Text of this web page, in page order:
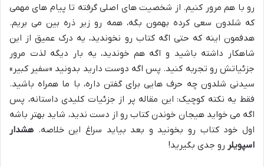
رو با هم مرور کنیم. از شخصیت های اصلی گرفته تا پیام های مهمی
که شلدون سعی کرده بهمون بگه، همه رو زیر ذره بین می بریم.
هدفمون اینه که حتی اگه کتاب رو نخوندید، یه درک عمیق از این
شاهکار داشته باشید و اگه هم خوندید، یه بار دیگه لذت مرور
جزئیاتش رو تجربه کنید. پس اگه دوست دارید بدونید «سفیر کبیر»
سیدنی شلدون چه حرف هایی برای گفتن داره، با ما همراه باشید.
فقط یه نکته کوچیک: این مقاله پر از جزئیات کلیدی داستانه، پس
اگه می خواید هیجان خوندن کتاب رو از دست ندید، شاید بهتر باشه
اول خود کتاب رو بخونید و بعد بیاید سراغ این خلاصه. هشدار
اسپویلر رو جدی بگیرید!